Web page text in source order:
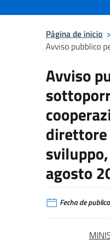
Página de inicio
Avviso pubblico
Avviso
direttore
agosto
Fecha de